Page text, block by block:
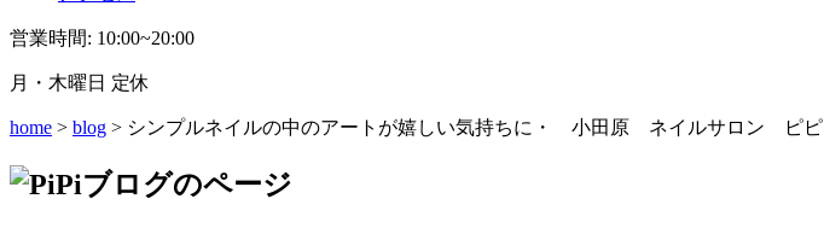
営業時間: 10:00~20:00
月・木曜日 定休
home > blog > シンプルネイルの中のアートが嬉しい気持ちに・ 小田原 ネイルサロン ピピ